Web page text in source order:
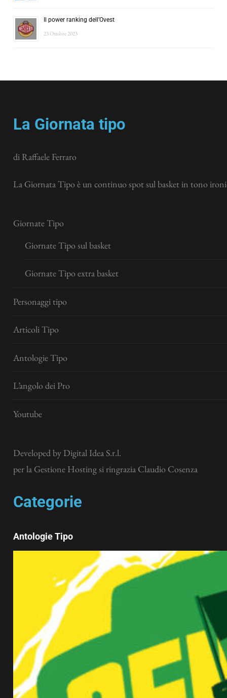
Il power ranking dell’Ovest
23 Ottobre 2023
La Giornata tipo
di Raffaele Ferraro
La Giornata Tipo è un continuo spot sul basket in tono
Giornate Tipo
Giornate Tipo sul basket
Giornate Tipo extra basket
Personaggi tipo
Articoli Tipo
Antologie Tipo
L’angolo dei Pro
Youtube
Developed by Digital Idea S.r.l.
per la Gestione Hosting si ringrazia Claudio Cosenza
Categorie
Antologie Tipo